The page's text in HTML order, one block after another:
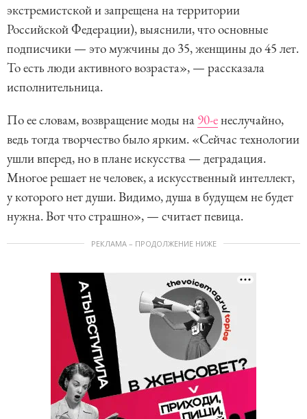
экстремистской и запрещена на территории
Российской Федерации), выяснили, что основные
подписчики — это мужчины до 35, женщины до 45 лет.
То есть люди активного возраста», — рассказала
исполнительница.
По ее словам, возвращение моды на 90-енеслучайно,
ведь тогда творчество было ярким. «Сейчас технологии
ушли вперед, но в плане искусства — деградация.
Многое решает не человек, а искусственный интеллект,
у которого нет души. Видимо, душа в будущем не будет
нужна. Вот что страшно», — считает певица.
РЕКЛАМА – ПРОДОЛЖЕНИЕ НИЖЕ